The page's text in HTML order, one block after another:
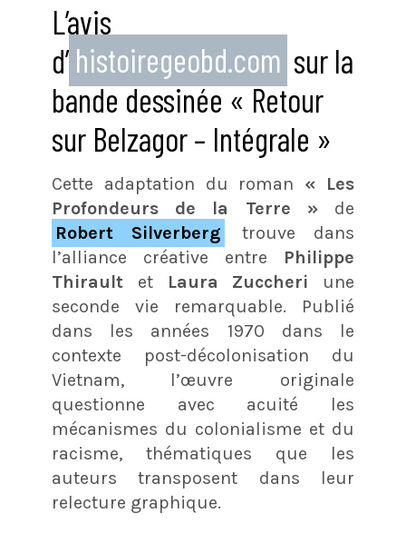
L’avis
d’ histoiregeobd.com sur la
bande dessinée « Retour
sur Belzagor – Intégrale »
Cette adaptation du roman « Les
Profondeurs de la Terre »de
Robert Silverberg
trouve dans
l’alliance créative entre Philippe
Thiraultet Laura Zuccheri une
seconde vie remarquable. Publié
dans les années 1970 dans le
contexte post-décolonisation du
Vietnam, l’œuvre originale
questionne avec acuité les
mécanismes du colonialisme et du
racisme, thématiques que les
auteurs transposent dans leur
relecture graphique.